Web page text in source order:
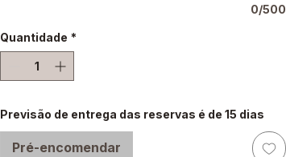
0/500
Quantidade *
Previsão de entrega das reservas é de 15 dias
Pré-encomendar